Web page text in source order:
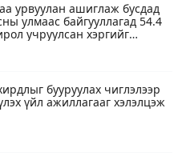
урвуулан ашиглаж бусдад
улмаас байгууллагад 54.4
учруулсан хэргийг
бууруулах чиглэлээр
үйл ажиллагааг хэлэлцэж